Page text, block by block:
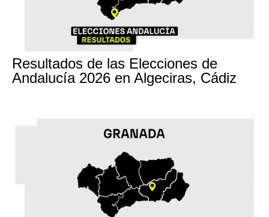
Resultados de las Elecciones de
Andalucía 2026 en Algeciras, Cádiz